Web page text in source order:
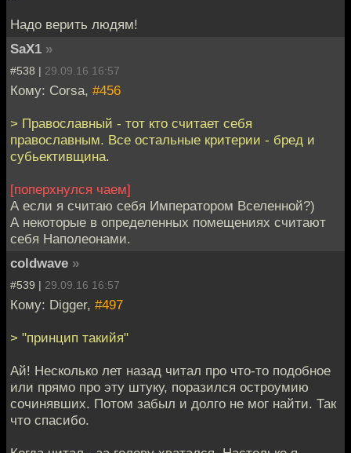
Надо верить людям!
SaX1 »
#538 | 29.09.16 16:57
Кому: Corsa, #456
> Православный - тот кто считает себя
православным. Все остальные критерии - бред и
субьективщина.
[поперхнулся чаем]
А если я считаю себя Императором Вселенной?)
А некоторые в определенных помещениях считают
себя Наполеонами.
coldwave »
#539 | 29.09.16 16:57
Кому: Digger, #497
> "принцип такийя"
Ай! Несколько лет назад читал про что-то подобное
или прямо про эту штуку, поразился остроумию
сочинявших. Потом забыл и долго не мог найти. Так
что спасибо.